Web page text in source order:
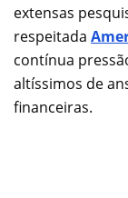
extensas
respeitada
contínua
altíssimos de
financeiras.